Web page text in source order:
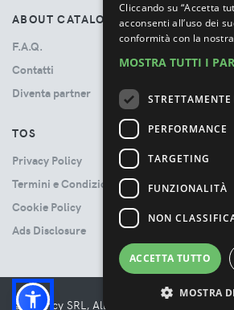
ABOUT CATALOVE
F.A.Q.
Contatti
Diventa partner
TOS
Privacy Policy
Termini e Condizioni
Cookie Policy
Ads Disclosure
© Booncy SRL, All rights reserved. - VAT
Cliccando su “Accetta
acconsenti all’uso dei
conformità con la
MOSTRA TUTTI I
PERFORMANCE
TARGETING
FUNZIONALITÀ
NON
ACCETTA TUTTO
MOSTRA